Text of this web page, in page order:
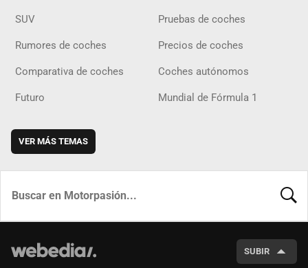
SUV Pruebas de coches
Rumores de coches Precios de coches
Comparativa de coches Coches autónomos
Futuro Mundial de Fórmula 1
VER MÁS TEMAS
SUBIR